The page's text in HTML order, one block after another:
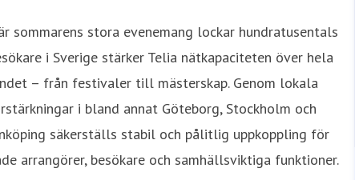
sommarens stora evenemang lockar hundratusentals
i Sverige stärker Telia nätkapaciteten över hela
– från festivaler till mästerskap. Genom lokala
i bland annat Göteborg, Stockholm och
säkerställs stabil och pålitlig uppkoppling för
arrangörer, besökare och samhällsviktiga funktioner.